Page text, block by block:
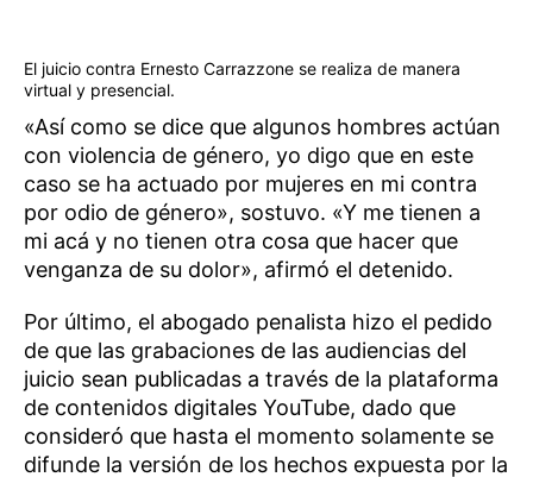
El juicio contra Ernesto Carrazzone se realiza de manera
virtual y presencial.
«Así como se dice que algunos hombres actúan
con violencia de género, yo digo que en este
caso se ha actuado por mujeres en mi contra
por odio de género», sostuvo. «Y me tienen a
mi acá y no tienen otra cosa que hacer que
venganza de su dolor», afirmó el detenido.
Por último, el abogado penalista hizo el pedido
de que las grabaciones de las audiencias del
juicio sean publicadas a través de la plataforma
de contenidos digitales YouTube, dado que
consideró que hasta el momento solamente se
difunde la versión de los hechos expuesta por la